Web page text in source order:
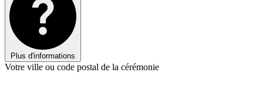
Plus d'informations
Votre ville ou code postal de la cérémonie